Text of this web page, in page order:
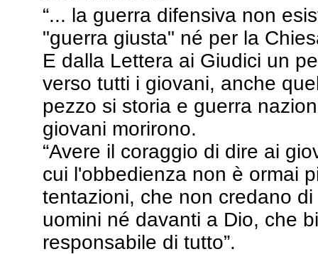
“... la guerra difensiva non
"guerra giusta" né per la
E dalla Lettera ai Giudici un
verso tutti i giovani, anche
pezzo si storia e guerra
giovani morirono.
“Avere il coraggio di dire ai
cui l'obbedienza non è ormai
tentazioni, che non credano
uomini né davanti a Dio, che
responsabile di tutto”.